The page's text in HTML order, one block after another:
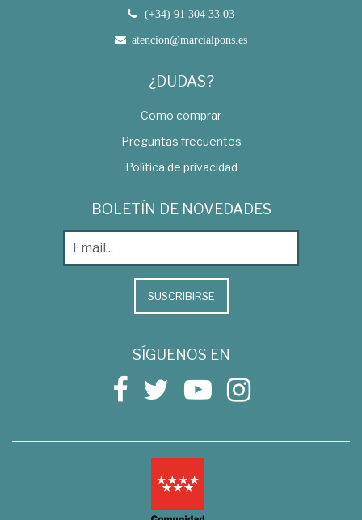
(+34) 91 304 33 03
atencion@marcialpons.es
¿DUDAS?
Como comprar
Preguntas frecuentes
Política de privacidad
BOLETÍN DE NOVEDADES
SUSCRIBIRSE
SÍGUENOS EN